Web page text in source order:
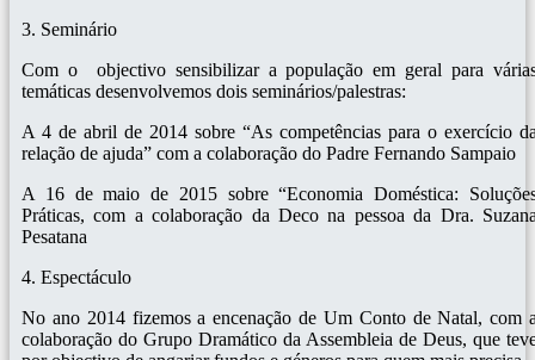
3. Seminário
Com o objectivo sensibilizar a população em geral para
temáticas desenvolvemos dois seminários/palestras:
A 4 de abril de 2014 sobre “As competências para o exercício
relação de ajuda” com a colaboração do Padre Fernando Sampaio
A 16 de maio de 2015 sobre “Economia Doméstica:
Práticas, com a colaboração da Deco na pessoa da Dra.
Pesatana
4. Espectáculo
No ano 2014 fizemos a encenação de Um Conto de Natal, com
colaboração do Grupo Dramático da Assembleia de Deus, que